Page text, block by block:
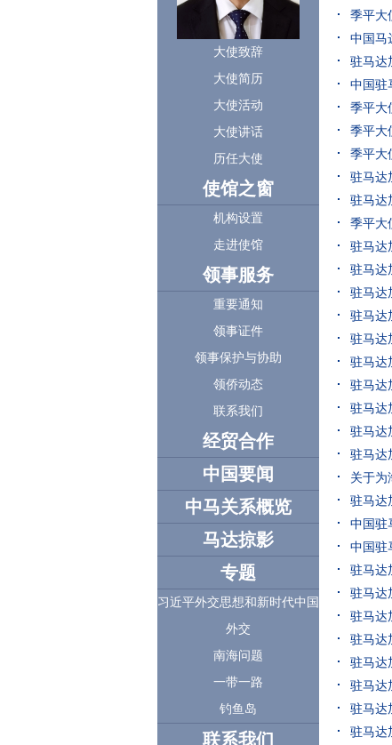
大使致辞
大使简历
大使活动
大使讲话
历任大使
使馆之窗
机构设置
走进使馆
领事服务
重要通知
领事证件
领事保护与协助
领侨动态
联系我们
经贸合作
中国要闻
中马关系概览
马达掠影
专题
习近平外交思想和新时代中国
外交
南海问题
一带一路
钓鱼岛
联系我们
季平大
中国马
驻马达
中国驻
季平大
季平大
季平大
驻马达
驻马达
季平大
驻马达
驻马达
驻马达
驻马达
驻马达
驻马达
驻马达
驻马达
驻马达
驻马达
关于为
驻马达
中国驻
中国驻
驻马达
驻马达
驻马达
驻马达
驻马达
驻马达
驻马达
驻马达